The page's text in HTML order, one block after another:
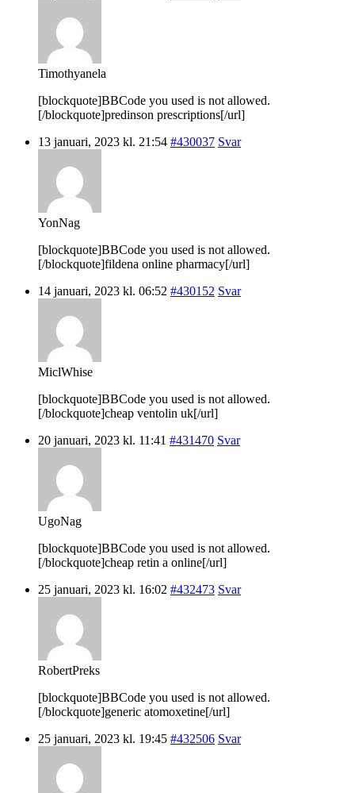
Timothyanela
[blockquote]BBCode you used is not allowed.
[/blockquote]predinson prescriptions[/url]
13 januari, 2023 kl. 21:54 #430037 Svar
YonNag
[blockquote]BBCode you used is not allowed.
[/blockquote]fildena online pharmacy[/url]
14 januari, 2023 kl. 06:52 #430152 Svar
MiclWhise
[blockquote]BBCode you used is not allowed.
[/blockquote]cheap ventolin uk[/url]
20 januari, 2023 kl. 11:41 #431470 Svar
UgoNag
[blockquote]BBCode you used is not allowed.
[/blockquote]cheap retin a online[/url]
25 januari, 2023 kl. 16:02 #432473 Svar
RobertPreks
[blockquote]BBCode you used is not allowed.
[/blockquote]generic atomoxetine[/url]
25 januari, 2023 kl. 19:45 #432506 Svar